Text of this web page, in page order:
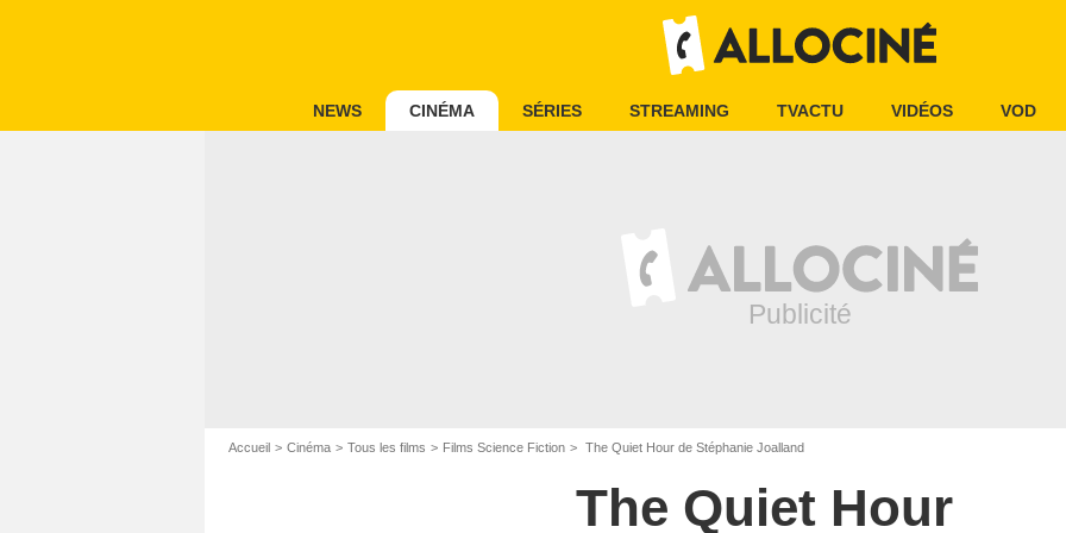
NEWS CINÉMA SÉRIES STREAMING TVACTU VIDÉOS VOD
Accueil Cinéma Tous les films Films Science Fiction The Quiet Hour de Stéphanie Joalland
The Quiet Hour